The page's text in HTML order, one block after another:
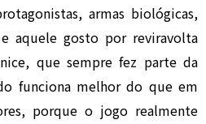
armas biológicas,
aquele gosto por reviravolta
que sempre fez parte da
funciona melhor do que em
porque o jogo realmente